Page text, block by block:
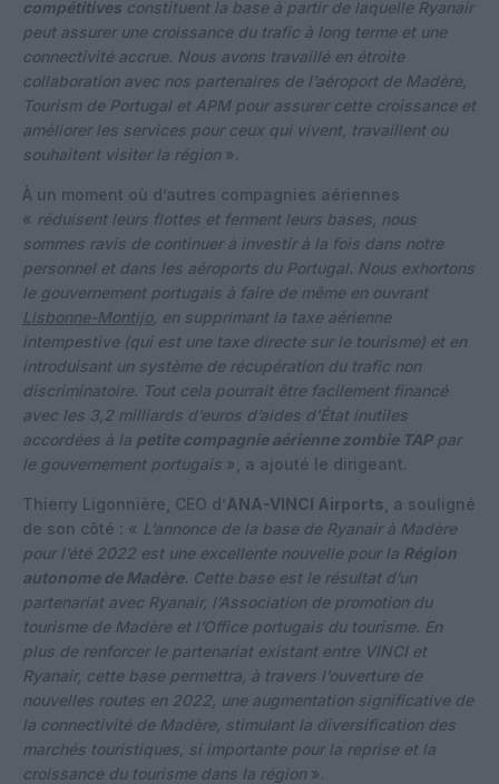
compétitives constituent la base à partir de laquelle Ryanair
peut assurer une croissance du trafic à long terme et une
connectivité accrue. Nous avons travaillé en étroite
collaboration avec nos partenaires de l’aéroport de Madère,
Tourism de Portugal et APM pour assurer cette croissance et
améliorer les services pour ceux qui vivent, travaillent ou
souhaitent visiter la région ».
À un moment où d’autres compagnies aériennes
« réduisent leurs flottes et ferment leurs bases, nous
sommes ravis de continuer à investir à la fois dans notre
personnel et dans les aéroports du Portugal. Nous exhortons
le gouvernement portugais à faire de même en ouvrant
Lisbonne-Montijo, en supprimant la taxe aérienne
intempestive (qui est une taxe directe sur le tourisme) et en
introduisant un système de récupération du trafic non
discriminatoire. Tout cela pourrait être facilement financé
avec les 3,2 milliards d’euros d’aides d’État inutiles
accordées à la petite compagnie aérienne zombie TAPpar
le gouvernement portugais », a ajouté le dirigeant.
Thierry Ligonnière, CEO d’ANA-VINCI Airports , a souligné
de son côté : « L’annonce de la base de Ryanair à Madère
pour l’été 2022 est une excellente nouvelle pour la Région
autonome de Madère. Cette base est le résultat d’un
partenariat avec Ryanair, l’Association de promotion du
tourisme de Madère et l’Office portugais du tourisme. En
plus de renforcer le partenariat existant entre VINCI et
Ryanair, cette base permettra, à travers l’ouverture de
nouvelles routes en 2022, une augmentation significative de
la connectivité de Madère, stimulant la diversification des
marchés touristiques, si importante pour la reprise et la
croissance du tourisme dans la région ».